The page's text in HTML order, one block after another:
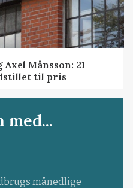
Månsson: 21
til pris
med...
månedlige